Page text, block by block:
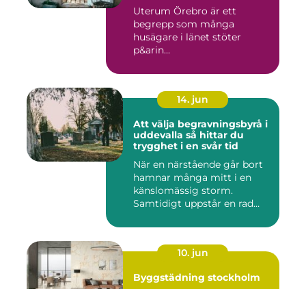
Uterum Örebro är ett
begrepp som många
husägare i länet stöter
p&arin...
14. jun
Att välja begravningsbyrå i
uddevalla så hittar du
trygghet i en svår tid
När en närstående går bort
hamnar många mitt i en
känslomässig storm.
Samtidigt uppstår en rad
10. jun
Byggstädning stockholm